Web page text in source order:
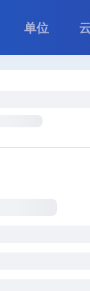
单位